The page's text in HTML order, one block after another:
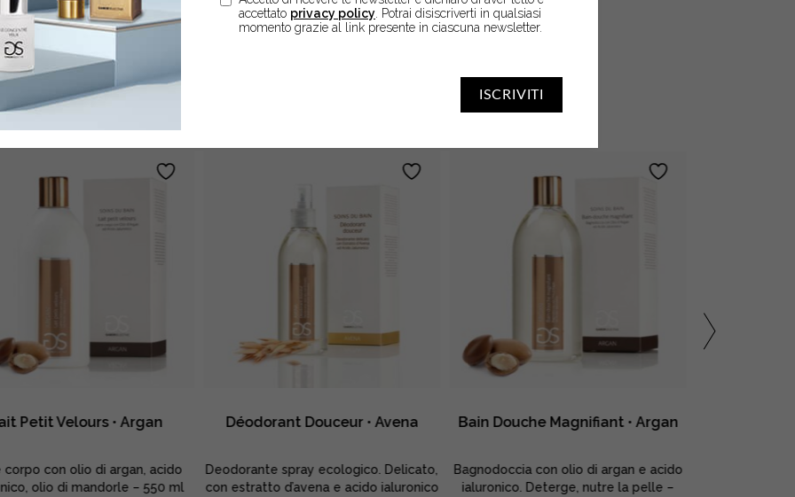
ISCRIVITI
accettato privacy policy . Potrai disiscriverti in qualsiasi
momento grazie al link presente in ciascuna newsletter.
ANCHE INTERESSARTI
Petit Velours • Argan
corpo con olio di argan, acido
olio di mandorle – 550 ml
Déodorant Douceur • Avena
Deodorante spray ecologico. Delicato,
con estratto d’avena e acido ialuronico
Bain Douche Magnifiant • Argan
Bagnodoccia con olio di argan e acido
ialuronico. Deterge, nutre la pelle –